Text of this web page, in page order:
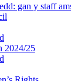
gan y staff
2024/25